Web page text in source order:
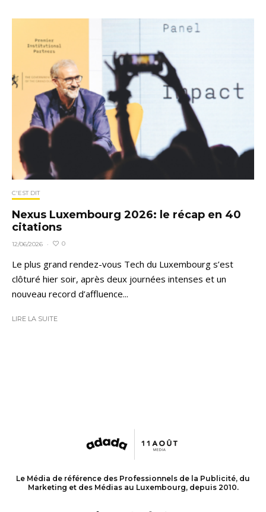
C'EST DIT
Nexus Luxembourg 2026: le récap en 40
citations
12/06/2026 · 0
Le plus grand rendez-vous Tech du Luxembourg s’est
clôturé hier soir, après deux journées intenses et un
nouveau record d’affluence...
LIRE LA SUITE
Le Média de référence des Professionnels de la Publicité, du
Marketing et des Médias au Luxembourg, depuis 2010.